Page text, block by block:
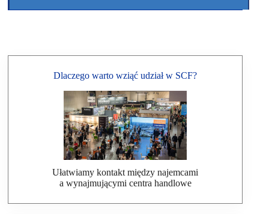
Dlaczego warto wziąć udział w SCF?
Ułatwiamy kontakt między najemcami
a wynajmującymi centra handlowe